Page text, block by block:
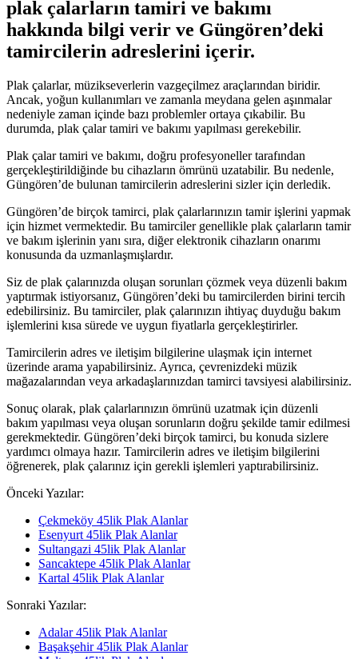
plak çalarların tamiri ve bakımı
hakkında bilgi verir ve Güngören’deki
tamircilerin adreslerini içerir.
Plak çalarlar, müzikseverlerin vazgeçilmez araçlarından biridir.
Ancak, yoğun kullanımları ve zamanla meydana gelen aşınmalar
nedeniyle zaman içinde bazı problemler ortaya çıkabilir. Bu
durumda, plak çalar tamiri ve bakımı yapılması gerekebilir.
Plak çalar tamiri ve bakımı, doğru profesyoneller tarafından
gerçekleştirildiğinde bu cihazların ömrünü uzatabilir. Bu nedenle,
Güngören’de bulunan tamircilerin adreslerini sizler için derledik.
Güngören’de birçok tamirci, plak çalarlarınızın tamir işlerini yapmak
için hizmet vermektedir. Bu tamirciler genellikle plak çalarların tamir
ve bakım işlerinin yanı sıra, diğer elektronik cihazların onarımı
konusunda da uzmanlaşmışlardır.
Siz de plak çalarınızda oluşan sorunları çözmek veya düzenli bakım
yaptırmak istiyorsanız, Güngören’deki bu tamircilerden birini tercih
edebilirsiniz. Bu tamirciler, plak çalarınızın ihtiyaç duyduğu bakım
işlemlerini kısa sürede ve uygun fiyatlarla gerçekleştirirler.
Tamircilerin adres ve iletişim bilgilerine ulaşmak için internet
üzerinde arama yapabilirsiniz. Ayrıca, çevrenizdeki müzik
mağazalarından veya arkadaşlarınızdan tamirci tavsiyesi alabilirsiniz.
Sonuç olarak, plak çalarlarınızın ömrünü uzatmak için düzenli
bakım yapılması veya oluşan sorunların doğru şekilde tamir edilmesi
gerekmektedir. Güngören’deki birçok tamirci, bu konuda sizlere
yardımcı olmaya hazır. Tamircilerin adres ve iletişim bilgilerini
öğrenerek, plak çalarınız için gerekli işlemleri yaptırabilirsiniz.
Önceki Yazılar:
Çekmeköy 45lik Plak Alanlar
Esenyurt 45lik Plak Alanlar
Sultangazi 45lik Plak Alanlar
Sancaktepe 45lik Plak Alanlar
Kartal 45lik Plak Alanlar
Sonraki Yazılar:
Adalar 45lik Plak Alanlar
Başakşehir 45lik Plak Alanlar